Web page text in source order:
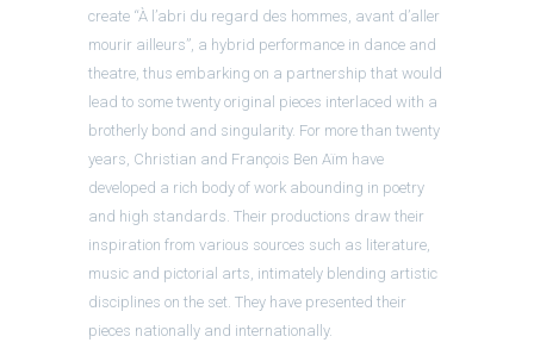
create “À l’abri du regard des hommes, avant d’aller
mourir ailleurs”, a hybrid performance in dance and
theatre, thus embarking on a partnership that would
lead to some twenty original pieces interlaced with a
brotherly bond and singularity. For more than twenty
years, Christian and François Ben Aïm have
developed a rich body of work abounding in poetry
and high standards. Their productions draw their
inspiration from various sources such as literature,
music and pictorial arts, intimately blending artistic
disciplines on the set. They have presented their
pieces nationally and internationally.